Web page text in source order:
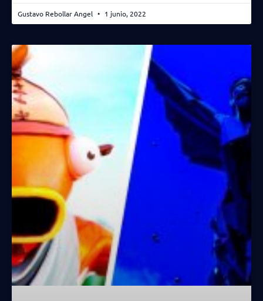
Gustavo Rebollar Angel 1 junio, 2022